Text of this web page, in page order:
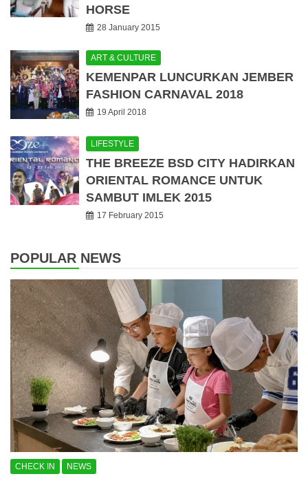
HORSE
28 January 2015
ART & CULTURE
KEMENPAR LUNCURKAN JEMBER
FASHION CARNAVAL 2018
19 April 2018
LIFESTYLE
THE BREEZE BSD CITY HADIRKAN
ORIENTAL ROMANCE UNTUK
SAMBUT IMLEK 2015
17 February 2015
POPULAR NEWS
CHECK IN NEWS